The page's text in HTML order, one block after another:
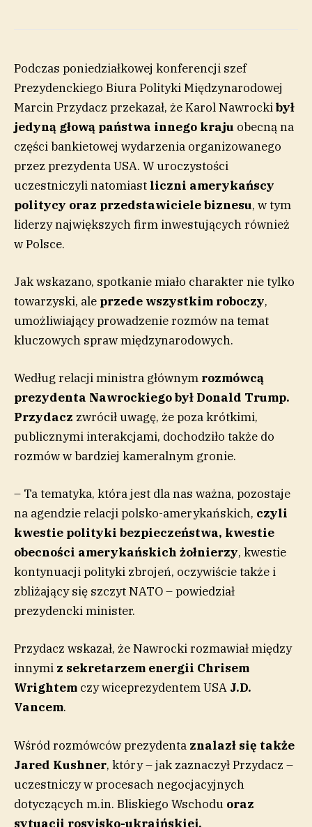
Podczas poniedziałkowej konferencji szef
Prezydenckiego Biura Polityki Międzynarodowej
Marcin Przydacz przekazał, że Karol Nawrockibył
jedyną głową państwa innego kraju obecną na
części bankietowej wydarzenia organizowanego
przez prezydenta USA. W uroczystości
uczestniczyli natomiast liczni amerykańscy
politycy oraz przedstawiciele biznesu, w tym
liderzy największych firm inwestujących również
w Polsce.
Jak wskazano, spotkanie miało charakter nie tylko
towarzyski, ale przede wszystkim roboczy,
umożliwiający prowadzenie rozmów na temat
kluczowych spraw międzynarodowych.
Według relacji ministra głównym rozmówcą
prezydenta Nawrockiego był Donald Trump.
Przydacz zwrócił uwagę, że poza krótkimi,
publicznymi interakcjami, dochodziło także do
rozmów w bardziej kameralnym gronie.
– Ta tematyka, która jest dla nas ważna, pozostaje
na agendzie relacji polsko-amerykańskich, czyli
kwestie polityki bezpieczeństwa, kwestie
obecności amerykańskich żołnierzy, kwestie
kontynuacji polityki zbrojeń, oczywiście także i
zbliżający się szczyt NATO – powiedział
prezydencki minister.
Przydacz wskazał, że Nawrocki rozmawiał między
innymi z sekretarzem energii Chrisem
Wrightem czy wiceprezydentem USA J.D.
Vancem.
Wśród rozmówców prezydenta znalazł się także
Jared Kushner, który – jak zaznaczył Przydacz –
uczestniczy w procesach negocjacyjnych
dotyczących m.in. Bliskiego Wschodu oraz
sytuacji rosyjsko-ukraińskiej.